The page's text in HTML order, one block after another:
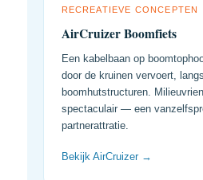
RECREATIEVE CONCEPTEN
AirCruizer Boomfiets
Een kabelbaan op
door de kruinen vervoert,
boomhutstructuren.
spectaculair — een
partnerattratie.
Bekijk AirCruizer →